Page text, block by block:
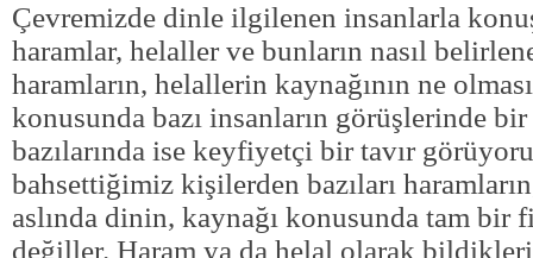
Çevremizde dinle ilgilenen insanlarla
haramlar, helaller ve bunların nasıl
haramların, helallerin kaynağının ne
konusunda bazı insanların görüşlerinde
bazılarında ise keyfiyetçi bir tavır
bahsettiğimiz kişilerden bazıları
aslında dinin, kaynağı konusunda tam bir
değiller. Haram ya da helal olarak